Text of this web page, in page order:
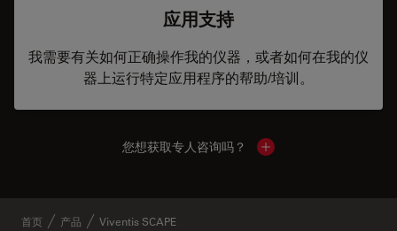
应用支持
我需要有关如何正确操作我的仪器，或者如何在我的仪
器上运行特定应用程序的帮助/培训。
您想获取专人咨询吗？ Show local contacts
首页 产品 Viventis SCAPE